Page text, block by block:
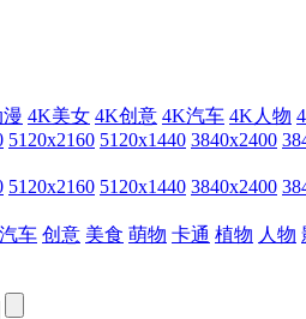
4K美女 4K创意 4K汽车 4K人物
5120x2160 5120x1440 3840x2400
5120x2160 5120x1440 3840x2400
汽车 创意 美食 萌物 卡通 植物 人物